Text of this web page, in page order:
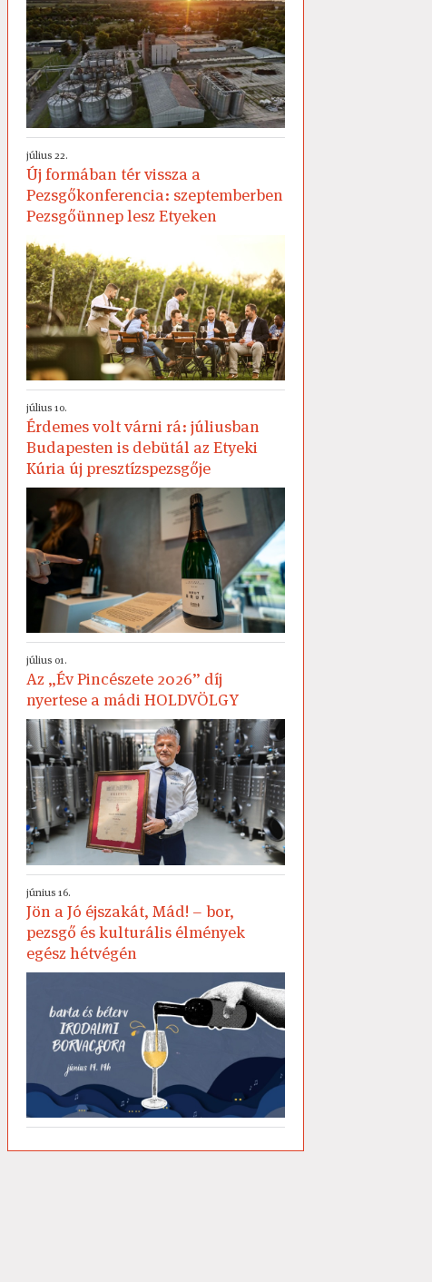
július 22.
Új formában tér vissza a
Pezsgőkonferencia: szeptemberben
Pezsgőünnep lesz Etyeken
július 10.
Érdemes volt várni rá: júliusban
Budapesten is debütál az Etyeki
Kúria új presztízspezsgője
július 01.
Az „Év Pincészete 2026” díj
nyertese a mádi HOLDVÖLGY
június 16.
Jön a Jó éjszakát, Mád! – bor,
pezsgő és kulturális élmények
egész hétvégén